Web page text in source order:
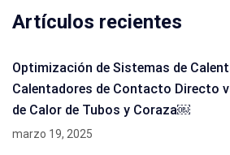
Artículos recientes
Optimización de Sistemas de
Calentadores de Contacto Directo
de Calor de Tubos y Coraza￼
marzo 19, 2025